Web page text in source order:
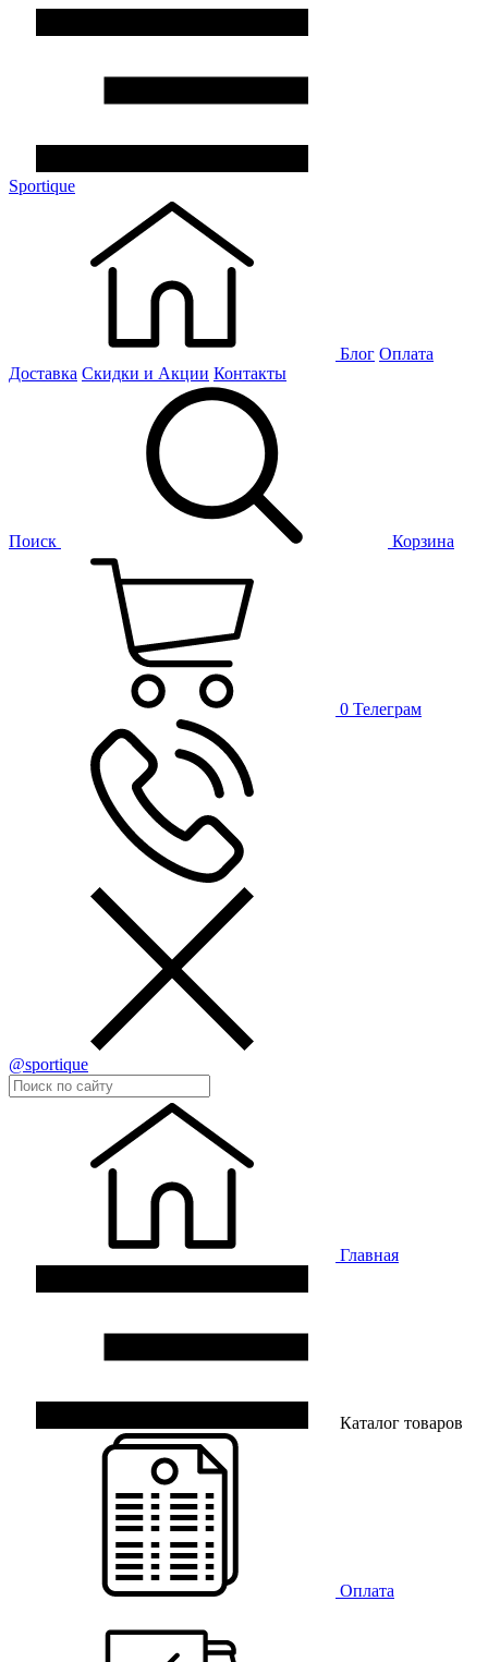
Sportique
Блог Оплата
Доставка Скидки и Акции Контакты
Поиск Корзина
0 Телеграм
@sportique
Главная
Каталог товаров
Оплата